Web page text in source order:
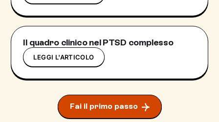
Il quadro clinico nel PTSD complesso
LEGGI L'ARTICOLO
Fai il primo passo